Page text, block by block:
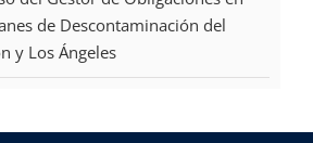
de Descontaminación del
y Los Ángeles